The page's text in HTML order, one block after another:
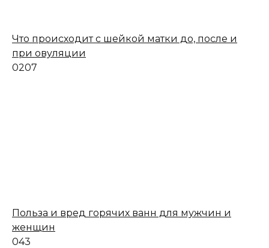
Что происходит с шейкой матки до, после и
при овуляции
0207
Польза и вред горячих ванн для мужчин и
женщин
043